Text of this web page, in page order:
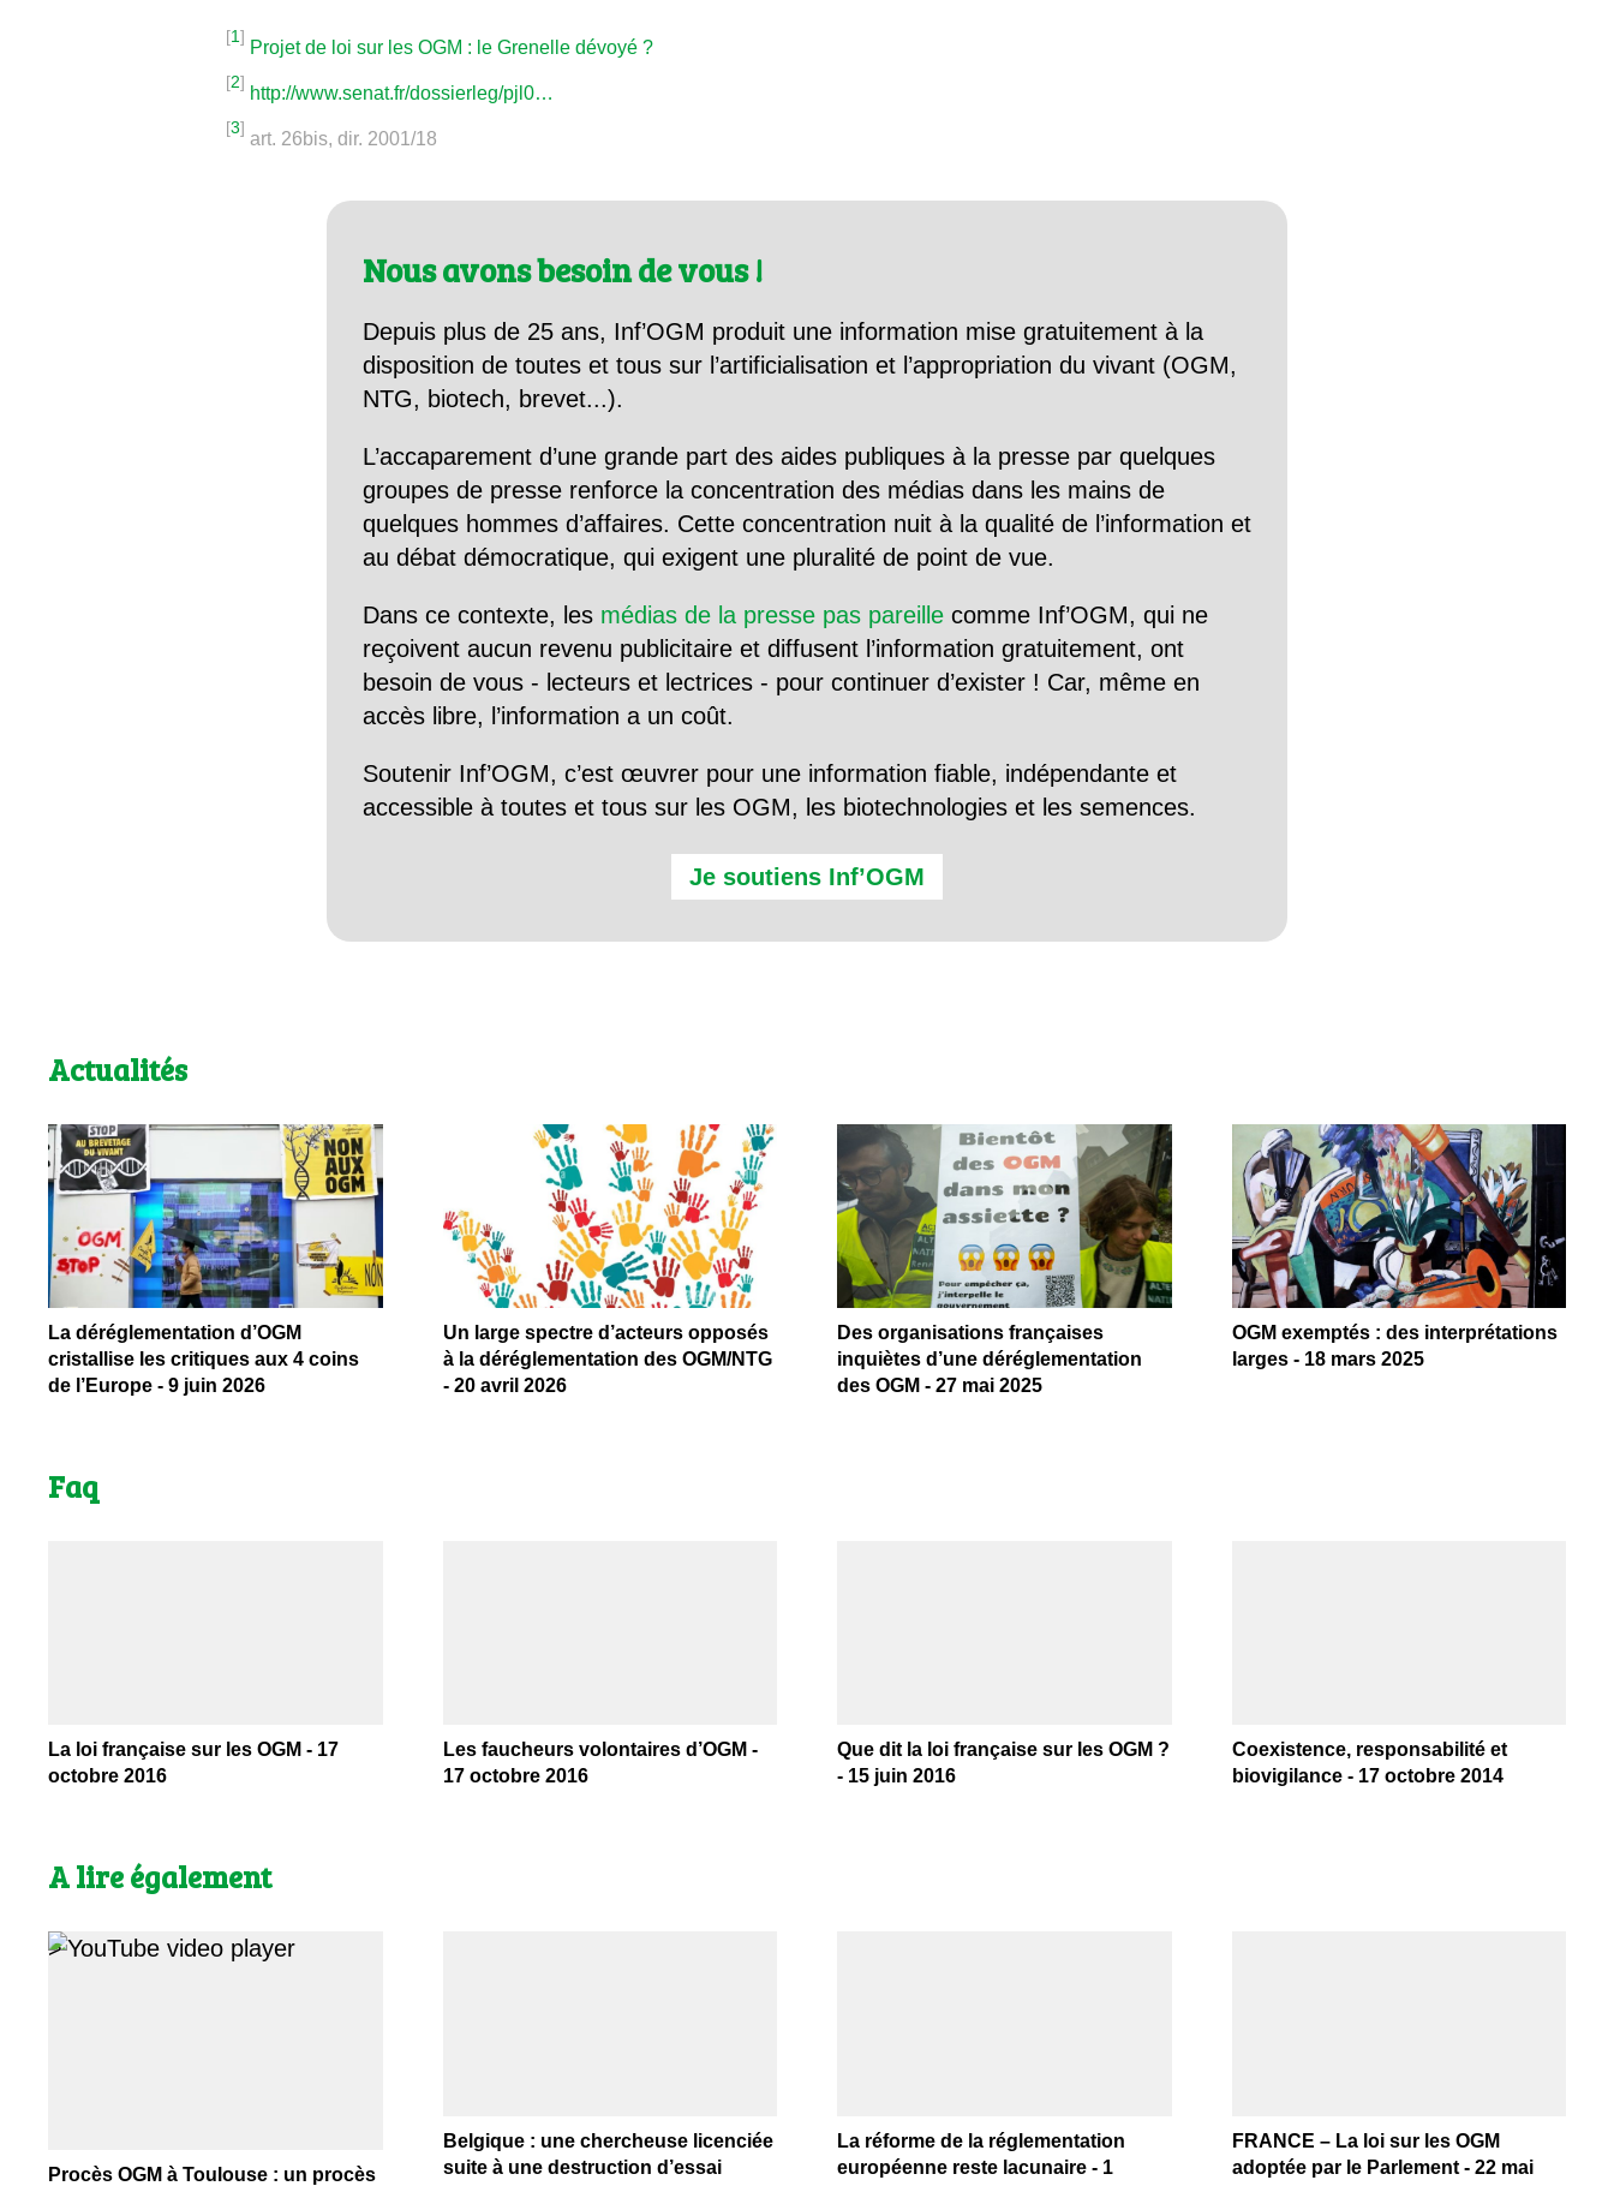
[1]
Projet de loi sur les OGM : le Grenelle dévoyé ?
[2]
http://www.senat.fr/dossierleg/pjl0…
[3]
art. 26bis, dir. 2001/18
Nous avons besoin de vous !
Depuis plus de 25 ans, Inf’OGM produit une information mise gratuitement à la
disposition de toutes et tous sur l’artificialisation et l’appropriation du vivant (OGM,
NTG, biotech, brevet...).
L’accaparement d’une grande part des aides publiques à la presse par quelques
groupes de presse renforce la concentration des médias dans les mains de
quelques hommes d’affaires. Cette concentration nuit à la qualité de l’information et
au débat démocratique, qui exigent une pluralité de point de vue.
Dans ce contexte, les médias de la presse pas pareille comme Inf’OGM, qui ne
reçoivent aucun revenu publicitaire et diffusent l’information gratuitement, ont
besoin de vous - lecteurs et lectrices - pour continuer d’exister ! Car, même en
accès libre, l’information a un coût.
Soutenir Inf’OGM, c’est œuvrer pour une information fiable, indépendante et
accessible à toutes et tous sur les OGM, les biotechnologies et les semences.
Je soutiens Inf’OGM
Actualités
La déréglementation d’OGM
cristallise les critiques aux 4 coins
de l’Europe - 9 juin 2026
Un large spectre d’acteurs opposés
à la déréglementation des OGM/NTG
- 20 avril 2026
Des organisations françaises
inquiètes d’une déréglementation
des OGM - 27 mai 2025
OGM exemptés : des interprétations
larges - 18 mars 2025
Faq
La loi française sur les OGM - 17
octobre 2016
Les faucheurs volontaires d’OGM -
17 octobre 2016
Que dit la loi française sur les OGM ?
- 15 juin 2016
Coexistence, responsabilité et
biovigilance - 17 octobre 2014
A lire également
>
Procès OGM à Toulouse : un procès
Belgique : une chercheuse licenciée
suite à une destruction d’essai
La réforme de la réglementation
européenne reste lacunaire - 1
FRANCE – La loi sur les OGM
adoptée par le Parlement - 22 mai